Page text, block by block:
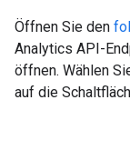
Öffnen Sie den
Analytics API-
öffnen. Wählen
auf die